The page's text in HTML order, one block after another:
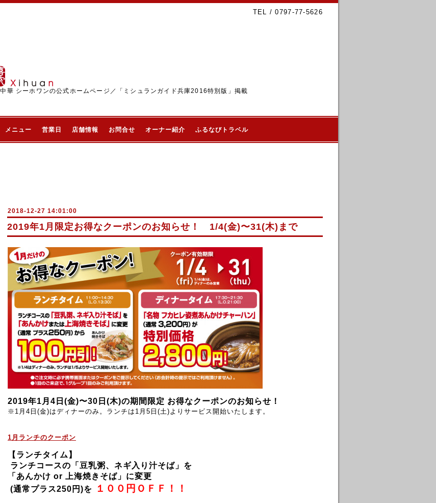
TEL / 0797-77-5626
華 シーホワンの公式ホームページ／「ミシュランガイド兵庫2016特別版」掲載
メニュー 営業日 店舗情報 お問合せ オーナー紹介 ふるなびトラベル
2018-12-27 14:01:00
2019年1月限定お得なクーポンのお知らせ！ 1/4(金)〜31(木)まで
2019年1月4日(金)〜30日(木)の期間限定 お得なクーポンのお知らせ！
※1月4日(金)はディナーのみ。ランチは 1月5日(土)よりサービス開始いたします。
1月ランチのクーポン
【ランチタイム】
ランチコースの「豆乳粥、ネギ入り汁そば」を
「あんかけ or 上海焼きそば」に変更
(通常プラス250円)を
１００円ＯＦＦ！！